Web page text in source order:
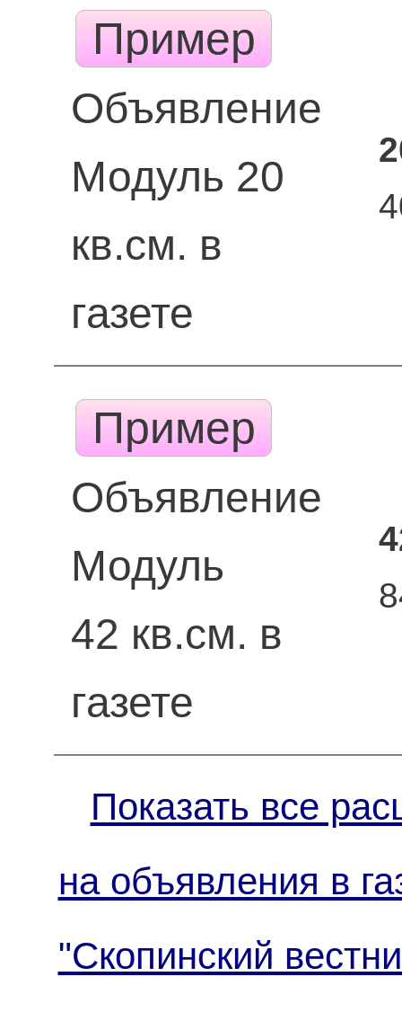
Пример
Объявление
Модуль 20
кв.см. в
газете
Пример
Объявление
Модуль
42 кв.см. в
газете
Показать все
на объявления в
"Скопинский